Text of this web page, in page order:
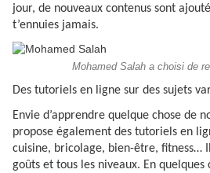
jour, de nouveaux contenus sont
t’ennuies jamais.
Mohamed Salah a choisi de
Des tutoriels en ligne sur des sujets
Envie d’apprendre quelque chose de
propose également des tutoriels en
cuisine, bricolage, bien-être, fitness…
goûts et tous les niveaux. En